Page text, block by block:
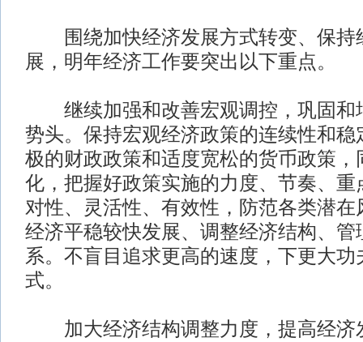
围绕加快经济发展方式转变、保持
展，明年经济工作要突出以下重点。
继续加强和改善宏观调控，巩固和
势头。保持宏观经济政策的连续性和稳
极的财政政策和适度宽松的货币政策，
化，把握好政策实施的力度、节奏、重
对性、灵活性、有效性，防范各类潜在
经济平稳较快发展、调整经济结构、管
系。不盲目追求更高的速度，下更大
式。
加大经济结构调整力度，提高经济